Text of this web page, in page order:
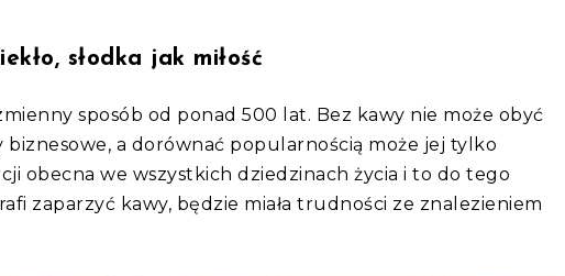
słodka jak miłość
sposób od ponad 500 lat. Bez kawy nie może obyć
biznesowe, a dorównać popularnością może jej tylko
obecna we wszystkich dziedzinach życia i to do tego
zaparzyć kawy, będzie miała trudności ze znalezieniem